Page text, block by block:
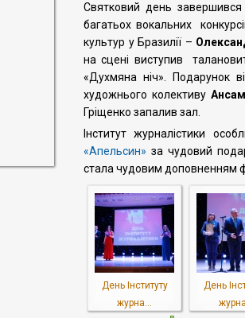
Святковий день
багатьох вокальних
культур у Бразилії –
на сцені виступив
«Духмяна ніч». Подарунок
художнього колективу
Гріщенко запалив зал.
Інститут журналістики
«Апельсин» за чудовий
стала чудовим доповненням
День Інституту
журна...
День